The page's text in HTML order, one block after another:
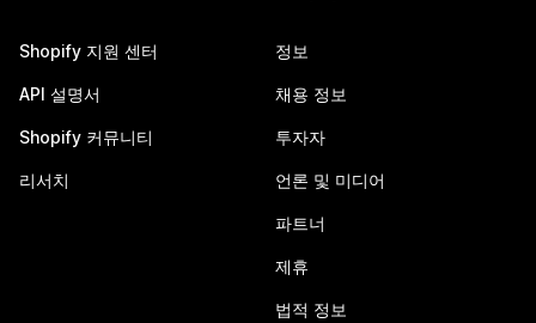
Shopify 지원 센터
API 설명서
Shopify 커뮤니티
리서치
정보
채용 정보
투자자
언론 및 미디어
파트너
제휴
법적 정보